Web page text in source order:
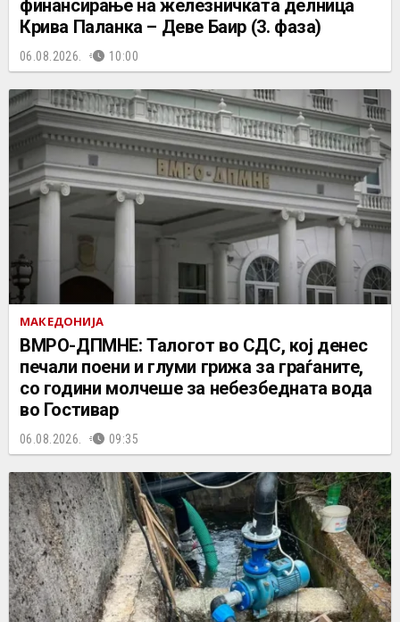
финансирање на железничката делница
Крива Паланка – Деве Баир (3. фаза)
06.08.2026. 10:00
МАКЕДОНИЈА
ВМРО-ДПМНЕ: Талогот во СДС, кој денес
печали поени и глуми грижа за граѓаните,
со години молчеше за небезбедната вода
во Гостивар
06.08.2026. 09:35